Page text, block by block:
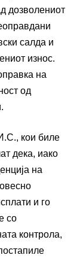
дозволениот
салда и
износ.
на
од
кои биле
дека, иако
на
и го
со
контрола,